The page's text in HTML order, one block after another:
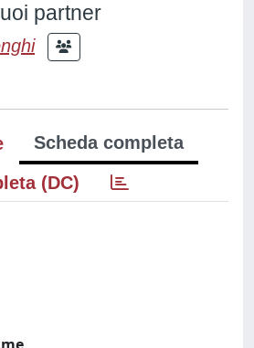
partner
Scheda completa
(DC)